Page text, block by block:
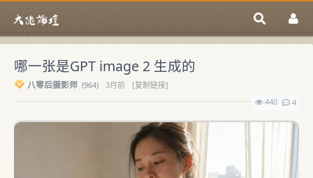
哪一张是GPT image 2 生成的
八零后摄影师 (964) 3月前
[复制链接]
440
4